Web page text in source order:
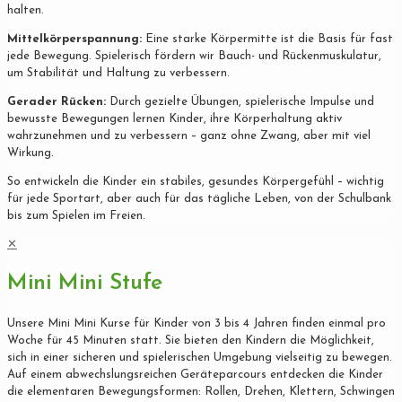
halten.
Mittelkörperspannung: Eine starke Körpermitte ist die Basis für fast
jede Bewegung. Spielerisch fördern wir Bauch- und Rückenmuskulatur,
um Stabilität und Haltung zu verbessern.
Gerader Rücken: Durch gezielte Übungen, spielerische Impulse und
bewusste Bewegungen lernen Kinder, ihre Körperhaltung aktiv
wahrzunehmen und zu verbessern – ganz ohne Zwang, aber mit viel
Wirkung.
So entwickeln die Kinder ein stabiles, gesundes Körpergefühl – wichtig
für jede Sportart, aber auch für das tägliche Leben, von der Schulbank
bis zum Spielen im Freien.
✕
Mini Mini Stufe
Unsere Mini Mini Kurse für Kinder von 3 bis 4 Jahren finden einmal pro
Woche für 45 Minuten statt. Sie bieten den Kindern die Möglichkeit,
sich in einer sicheren und spielerischen Umgebung vielseitig zu bewegen.
Auf einem abwechslungsreichen Geräteparcours entdecken die Kinder
die elementaren Bewegungsformen: Rollen, Drehen, Klettern, Schwingen